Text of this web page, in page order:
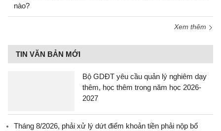
nào?
Xem thêm
TIN VĂN BẢN MỚI
Bộ GDĐT yêu cầu quản lý nghiêm dạy
thêm, học thêm trong năm học 2026-
2027
Tháng 8/2026, phải xử lý dứt điểm khoản tiền phải nộp bổ